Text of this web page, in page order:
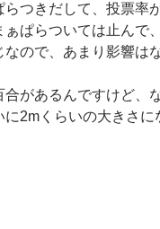
つきだして、投票率
ぱらついては止んで
ので、あまり影響は
があるんですけど、
2mくらいの大きさに